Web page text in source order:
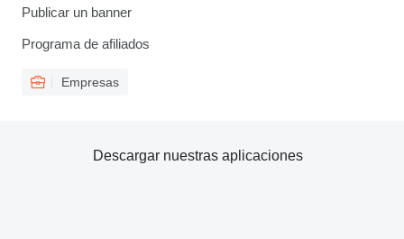
Publicar un banner
Programa de afiliados
Empresas
Descargar nuestras aplicaciones